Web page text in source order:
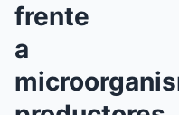
frente
a